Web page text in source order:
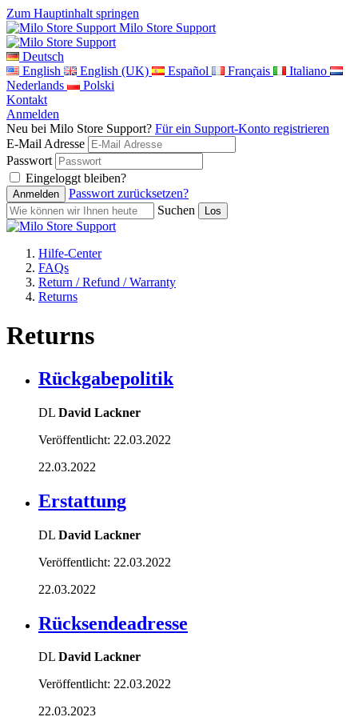
Zum Hauptinhalt springen
Milo Store Support
Deutsch
English
English (UK) Español Français
Italiano
Nederlands
Polski
Kontakt
Anmelden
Neu bei Milo Store Support? Für ein Support-Konto registrieren
E-Mail Adresse
Passwort
Eingeloggt bleiben?
Passwort zurücksetzen?
Suchen
Hilfe-Center
FAQs
Return / Refund / Warranty
Returns
Returns
Rückgabepolitik
DL David Lackner
Veröffentlicht: 22.03.2022
22.03.2022
Erstattung
DL David Lackner
Veröffentlicht: 22.03.2022
22.03.2022
Rücksendeadresse
DL David Lackner
Veröffentlicht: 22.03.2022
22.03.2023